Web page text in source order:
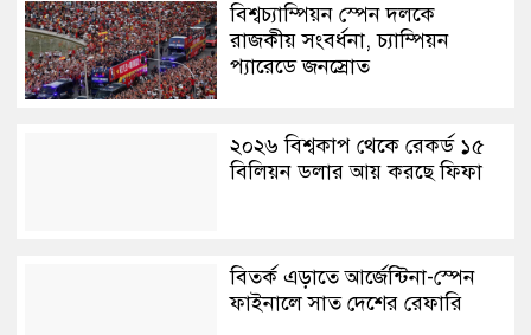
বিশ্বচ্যাম্পিয়ন স্পেন দলকে
রাজকীয় সংবর্ধনা, চ্যাম্পিয়ন
প্যারেডে জনস্রোত
২০২৬ বিশ্বকাপ থেকে রেকর্ড ১৫
বিলিয়ন ডলার আয় করছে ফিফা
বিতর্ক এড়াতে আর্জেন্টিনা-স্পেন
ফাইনালে সাত দেশের রেফারি